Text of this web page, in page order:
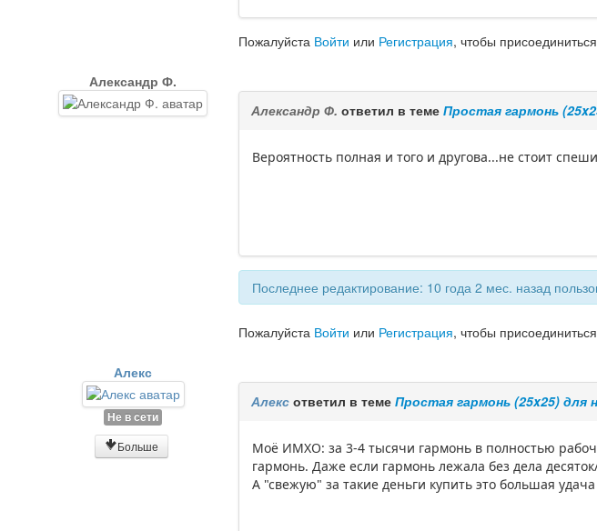
Пожалуйста Войти или Регистрация, чтобы
Александр Ф.
Александр Ф. ответил в темеПростая гармонь
Вероятность полная и того и другова...не стоит
Последнее редактирование: 10 года 2 мес. назад
Пожалуйста Войти или Регистрация, чтобы
Алекс
Не в сети
Больше
Алекс ответил в темеПростая гармонь (25x25) для
Моё ИМХО: за 3-4 тысячи гармонь в полностью
гармонь. Даже если гармонь лежала без дела
А "свежую" за такие деньги купить это большая удача